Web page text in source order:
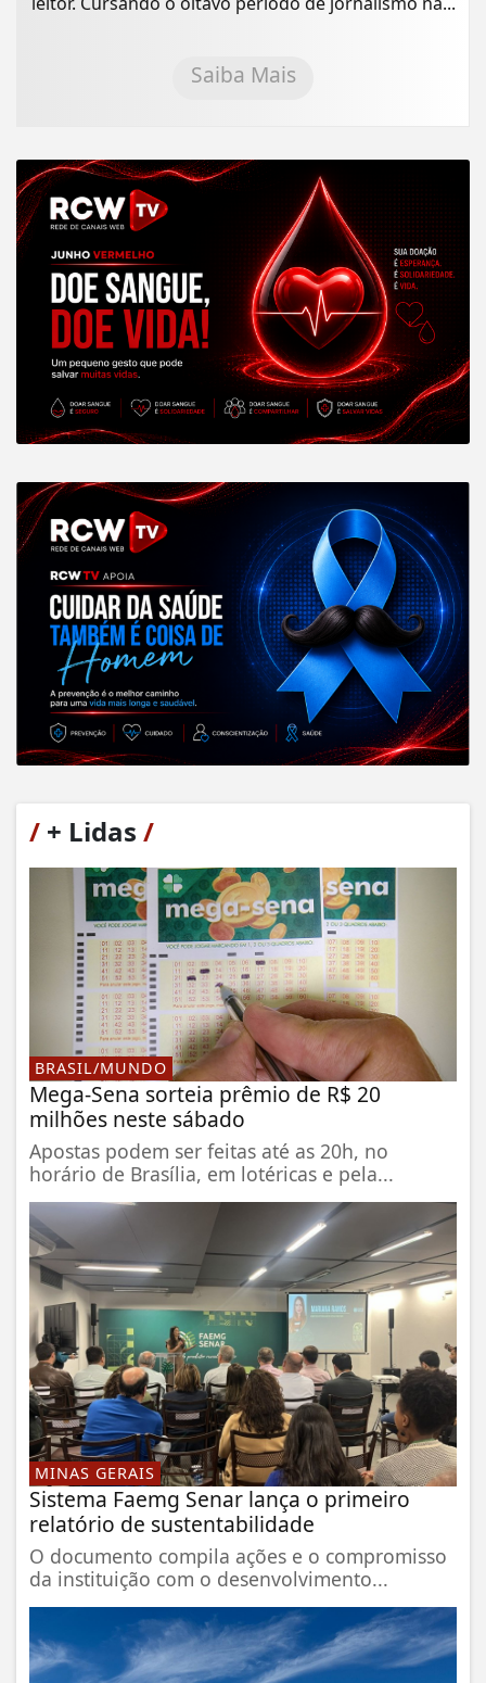
Saiba Mais
/ + Lidas /
BRASIL/MUNDO
Mega-Sena sorteia prêmio de R$ 20
milhões neste sábado
Apostas podem ser feitas até as 20h, no
horário de Brasília, em lotéricas e pela...
MINAS GERAIS
Sistema Faemg Senar lança o primeiro
relatório de sustentabilidade
O documento compila ações e o compromisso
da instituição com o desenvolvimento...